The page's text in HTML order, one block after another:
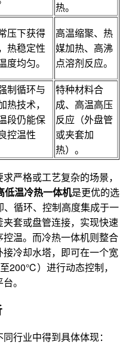
热。
压下获得
热稳定性
度均匀。
高温缩聚、热
媒加热、高沸
点溶剂反应。
制循环与
热技术，
段仍能保
控温性
特种材料合
成、高温高压
反应（外盘管
或夹套加
热）。
严格或工艺复杂的场景，
低温冷热一体机是更优的选
循环、控制高度集成于一
套或盘管连接，实现快速
温。而冷热一体机则整合
冷却水塔，即可在一个宽
200℃）进行动态控制，
。
行业中得到具体体现：